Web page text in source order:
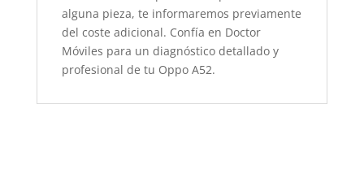
alguna pieza, te informaremos previamente
del coste adicional. Confía en Doctor
Móviles para un diagnóstico detallado y
profesional de tu Oppo A52.